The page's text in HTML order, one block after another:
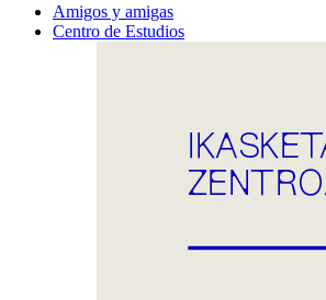
Amigos y amigas
Centro de Estudios